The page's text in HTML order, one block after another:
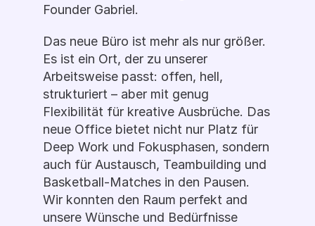
Founder Gabriel.
Das neue Büro ist mehr als nur größer.
Es ist ein Ort, der zu unserer
Arbeitsweise passt: offen, hell,
strukturiert – aber mit genug
Flexibilität für kreative Ausbrüche. Das
neue Office bietet nicht nur Platz für
Deep Work und Fokusphasen, sondern
auch für Austausch, Teambuilding und
Basketball-Matches in den Pausen.
Wir konnten den Raum perfekt and
unsere Wünsche und Bedürfnisse